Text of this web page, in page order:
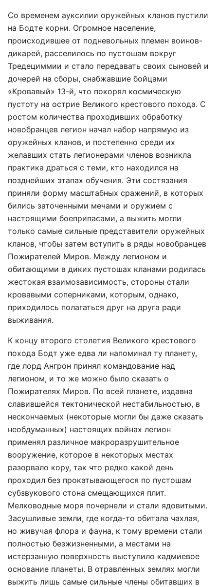
Со временем ауксилии оружейных кланов пустили
на Бодте корни. Огромное население,
происходившее от подневольных племен воинов-
дикарей, расселилось по пустошам вокруг
Тредециммии и стало передавать своих сыновей и
дочерей на сборы, снабжавшие бойцами
«Кровавый» 13-й, что покорял космическую
пустоту на острие Великого крестового похода. С
ростом количества проходивших обработку
новобранцев легион начал набор напрямую из
оружейных кланов, и постепенно среди их
желавших стать легионерами членов возникла
практика драться с теми, кто находился на
позднейших этапах обучения. Эти состязания
приняли форму масштабных сражений, в которых
бились заточенными мечами и оружием с
настоящими боеприпасами, а выжить могли
только самые сильные представители оружейных
кланов, чтобы затем вступить в ряды новобранцев
Пожирателей Миров. Между легионом и
обитающими в диких пустошах кланами родилась
жестокая взаимозависимость, стороны стали
кровавыми соперниками, которым, однако,
приходилось полагаться друг на друга ради
выживания.
К концу второго столетия Великого крестового
похода Бодт уже едва ли напоминал ту планету,
где лорд Ангрон принял командование над
легионом, и то же можно было сказать о
Пожирателях Миров. По всей планете, издавна
славившейся тектонической нестабильностью, в
нескончаемых (некоторые могли бы даже сказать
необдуманных) настоящих войнах легион
применял различное макроразрушительное
вооружение, которое в некоторых местах
разорвало кору, так что редко какой день
проходил без прокатывающегося по пустошам
субзвукового стона смещающихся плит.
Мелководные моря почернели и стали ядовитыми.
Засушливые земли, где когда-то обитала чахлая,
но живучая флора и фауна, к тому времени стали
полностью безжизненными, а местами на
истерзанную поверхность выступило кадмиевое
основание планеты. В отравленных землях могли
выжить лишь самые сильные члены обитавших в